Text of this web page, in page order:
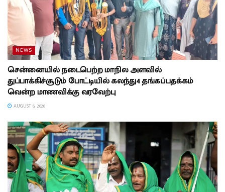
NEWS
சென்னையில் நடைபெற்ற மாநில அளவில்
துப்பாக்கிச்சூடும் போட்டியில் கலந்து4 தங்கப்பதக்கம்
வென்ற மாணவிக்கு வரவேற்பு
AUGUST 6, 2026